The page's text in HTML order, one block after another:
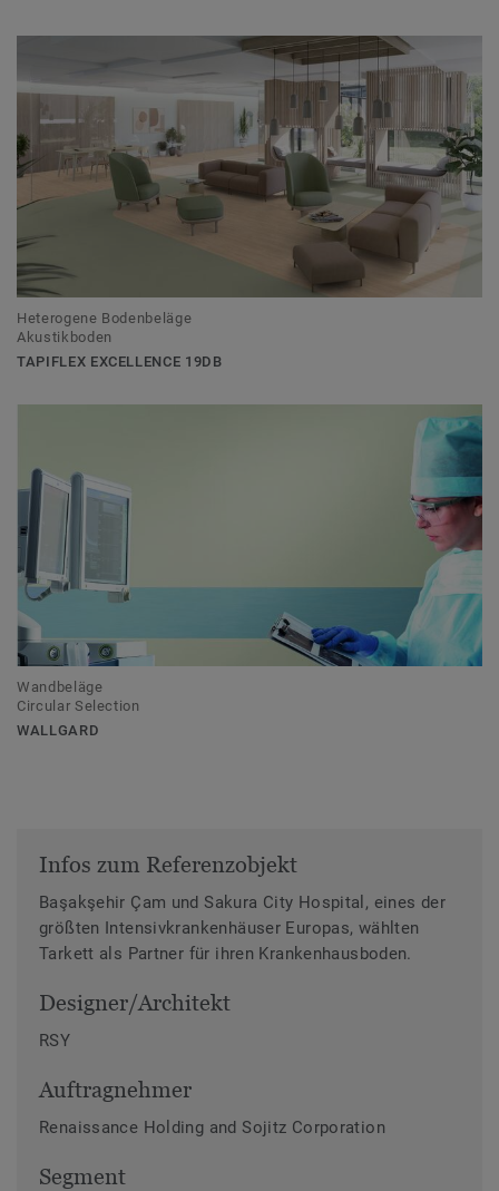
Heterogene Bodenbeläge
Akustikboden
TAPIFLEX EXCELLENCE 19DB
Wandbeläge
Circular Selection
WALLGARD
Infos zum Referenzobjekt
Başakşehir Çam und Sakura City Hospital, eines der
größten Intensivkrankenhäuser Europas, wählten
Tarkett als Partner für ihren Krankenhausboden.
Designer/Architekt
RSY
Auftragnehmer
Renaissance Holding and Sojitz Corporation
Segment